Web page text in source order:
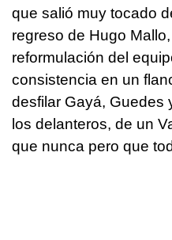
que salió muy tocado
regreso de Hugo
reformulación del
consistencia en un
desfilar Gayá, Guedes
los delanteros, de un
que nunca pero que